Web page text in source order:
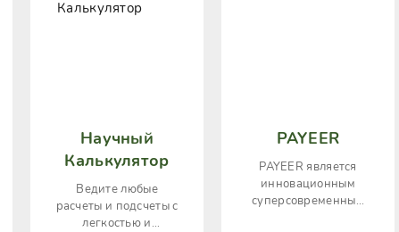
Научный
Калькулятор
Ведите любые
расчеты и подсчеты с
легкостью и
PAYEER
PAYEER является
инновационным
суперсовременным